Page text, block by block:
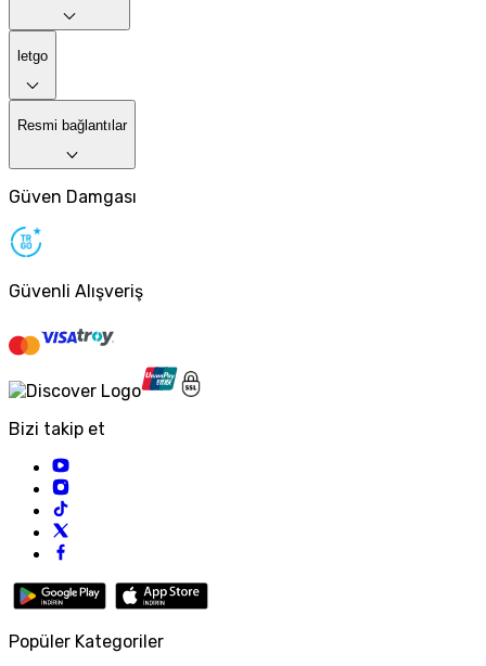
letgo
Resmi bağlantılar
Güven Damgası
Güvenli Alışveriş
Bizi takip et
Popüler Kategoriler